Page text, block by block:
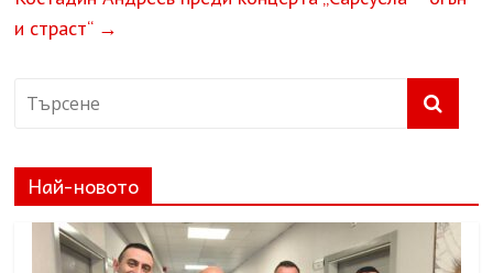
и страст“ →
Най-новото